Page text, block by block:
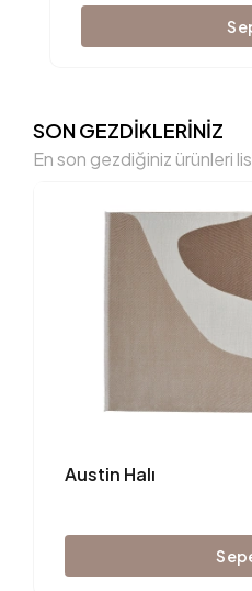
SON GEZDİKLERİNİZ
En son gezdiğiniz ürünleri
Austin Halı